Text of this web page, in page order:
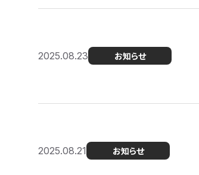
2025.08.23 お知らせ
2025.08.21 お知らせ